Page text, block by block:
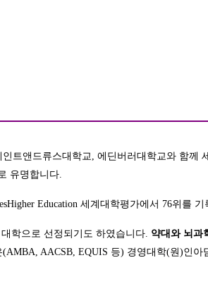
트앤드류스대학교 에딘버러대학교와 함께
유명합니다
Education 세계대학평가에서 76위를 기
학으로 선정되기도 하였습니다 약대와 뇌과
(AMBA, AACSB, EQUIS 등) 경영대학(원 )인아